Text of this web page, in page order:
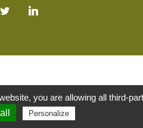
you are allowing all third-
Personalize